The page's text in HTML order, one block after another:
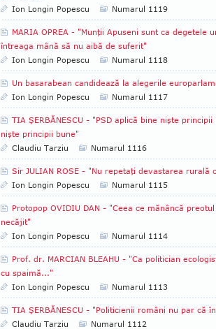
Ion Longin Popescu
Numarul 1119
MARIA OPREA - "Munţii Apuseni sunt ca
întreaga mână să nu aibă de suferit"
Ion Longin Popescu
Numarul 1118
Un basarabean candidează la alegerile
Ion Longin Popescu
Numarul 1117
TIA ŞERBĂNESCU - "PSD aplică bine nişte
nişte principii bune"
Claudiu Tarziu
Numarul 1116
Sir JULIAN ROSE - "Nu repetaţi devastarea
Ion Longin Popescu
Numarul 1115
Protopop OVIDIU DAN - "Ceea ce mănâncă
necăjit"
Ion Longin Popescu
Numarul 1114
Prof. dr. MARCIAN BLEAHU - "Ca politician
cu spaimă..."
Ion Longin Popescu
Numarul 1113
TIA ŞERBĂNESCU - "Politicienii români nu par că
Claudiu Tarziu
Numarul 1112